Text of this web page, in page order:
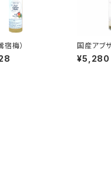
宿梅） 国産アブ
¥5,280